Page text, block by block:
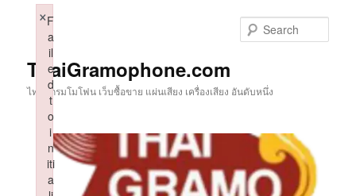
ThaiGramophone.com
ไทยแกรมโมโฟน เว็บซื้อขาย แผ่นเสียง เครื่องเสียง อันดับหนึ่ง
F
a
il
e
d
t
o
i
n
iti
a
×